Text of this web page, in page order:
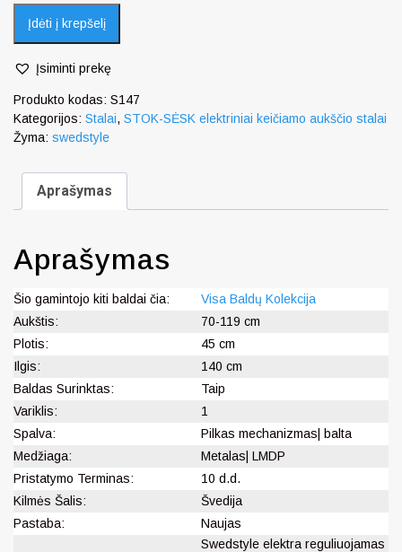
Įdėti į krepšelį
Įsiminti prekę
Produkto kodas: S147
Kategorijos: Stalai, STOK-SĖSK elektriniai keičiamo aukščio stalai
Žyma: swedstyle
Aprašymas
Aprašymas
Šio gamintojo kiti baldai čia:
Visa Baldų Kolekcija
Aukštis:
70-119 cm
Plotis:
45 cm
Ilgis:
140 cm
Baldas Surinktas:
Taip
Variklis:
1
Spalva:
Pilkas mechanizmas| balta
Medžiaga:
Metalas| LMDP
Pristatymo Terminas:
10 d.d.
Kilmės Šalis:
Švedija
Pastaba:
Naujas
Swedstyle elektra reguliuojamas